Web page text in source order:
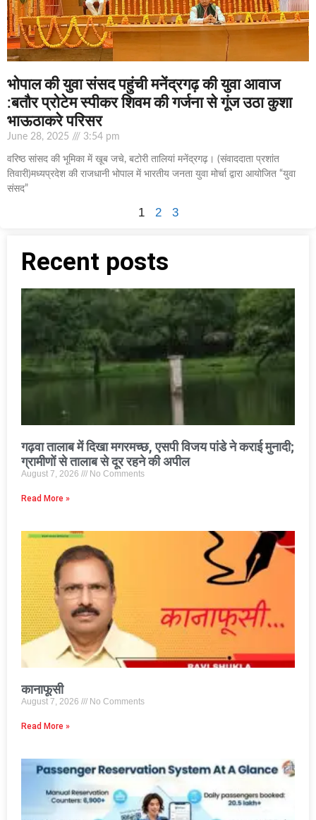
भोपाल की युवा संसद पहुंची मनेंद्रगढ़ की युवा आवाज
:बतौर प्रोटेम स्पीकर शिवम की गर्जना से गूंज उठा कुशा
भाऊठाकरे परिसर
June 28, 2025 3:54 pm
वरिष्ठ सांसद की भूमिका में खूब जचे, बटोरी तालियां मनेंद्रगढ़। (संवाददाता प्रशांत
तिवारी)मध्यप्रदेश की राजधानी भोपाल में भारतीय जनता युवा मोर्चा द्वारा आयोजित “युवा
संसद”
1 2 3
Recent posts
गढ़वा तालाब में दिखा मगरमच्छ, एसपी विजय पांडे ने कराई मुनादी;
ग्रामीणों से तालाब से दूर रहने की अपील
August 7, 2026 No Comments
Read More »
कानाफूसी
August 7, 2026 No Comments
Read More »